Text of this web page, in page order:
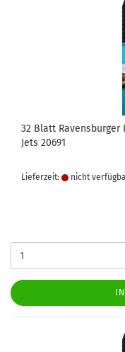
32 Blatt
Jets 20691
Lieferzeit: nicht